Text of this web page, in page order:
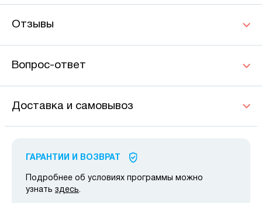
Отзывы
Вопрос-ответ
Доставка и самовывоз
ГАРАНТИИ И ВОЗВРАТ
Подробнее об условиях программы можно
узнать здесь.